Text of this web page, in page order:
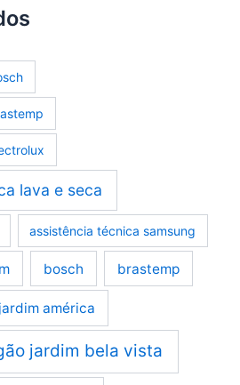
lava e seca
assistência técnica samsung
bosch brastemp
américa
jardim bela vista